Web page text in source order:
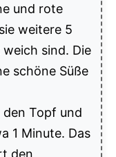
und rote
weitere 5
sind. Die
schöne Süße
den Topf und
1 Minute. Das
den